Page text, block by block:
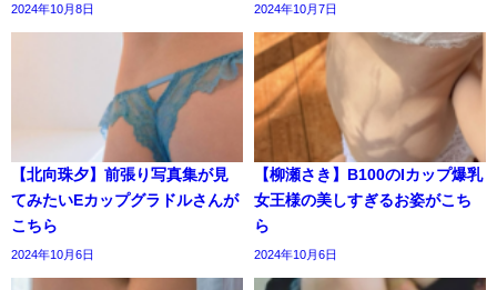
2024年10月8日 2024年10月7日
【北向珠夕】前張り写真集が見
てみたいEカップグラドルさんが
こちら
2024年10月6日
【柳瀬さき】B100のIカップ爆乳
女王様の美しすぎるお姿がこち
ら
2024年10月6日